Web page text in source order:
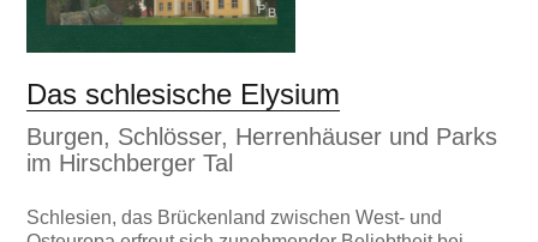
Das schlesische Elysium
Burgen, Schlösser, Herrenhäuser und Parks
im Hirschberger Tal
Schlesien, das Brückenland zwischen West- und